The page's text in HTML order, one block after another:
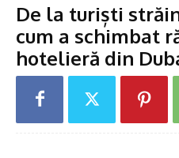
De la turiști
cum a schimbat
hotelieră din